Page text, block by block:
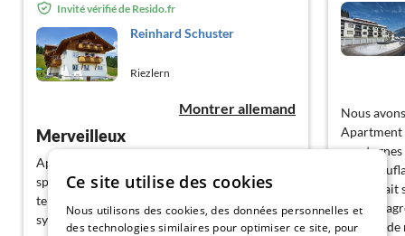
Invité vérifié de Resido.fr
Reinhard Schuster
Riezlern
Montrer allemand
Merveilleux
Appartement de vacances magnifique, très
spacieux, bien aménagé, superbe vue, belle
terrasse, tout simplement parfait. Hôtes très
sympathiques, merci !
Nous
Apartment
nous a
était un
journée de
Ce site utilise des cookies
Nous utilisons des cookies, des données personnelles et
des technologies similaires pour optimiser ce site, pour